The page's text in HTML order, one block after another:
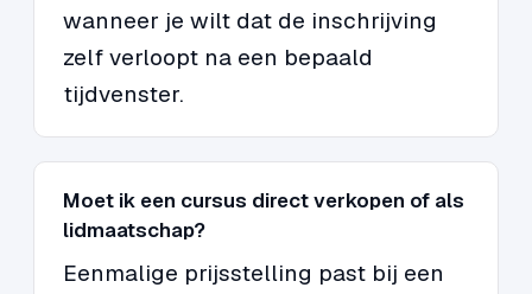
wanneer je wilt dat de inschrijving
zelf verloopt na een bepaald
tijdvenster.
Moet ik een cursus direct verkopen of als
lidmaatschap?
Eenmalige prijsstelling past bij een